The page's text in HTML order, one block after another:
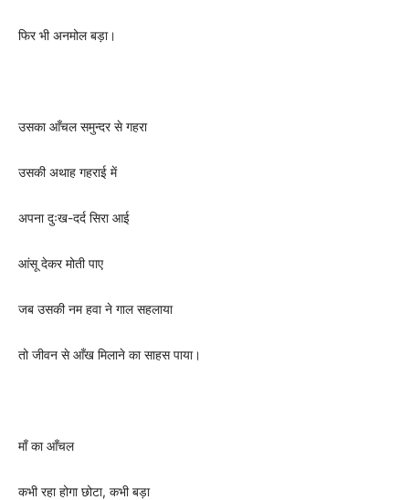
फिर भी अनमोल बड़ा।
उसका आँचल समुन्दर से गहरा
उसकी अथाह गहराई में
अपना दुःख-दर्द सिरा आई
आंसू देकर मोती पाए
जब उसकी नम हवा ने गाल सहलाया
तो जीवन से आँख मिलाने का साहस पाया।
माँ का आँचल
कभी रहा होगा छोटा, कभी बड़ा